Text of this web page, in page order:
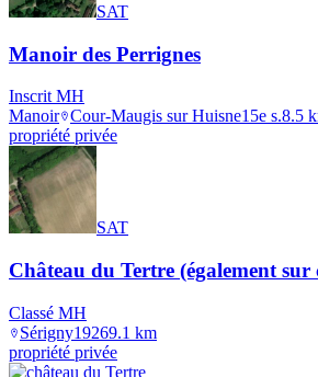
SAT
Manoir des Perrignes
Inscrit MH
Manoir Cour-Maugis sur Huisne15e s.8.5
propriété privée
SAT
Château du Tertre (également
Classé MH
Sérigny19269.1 km
propriété privée